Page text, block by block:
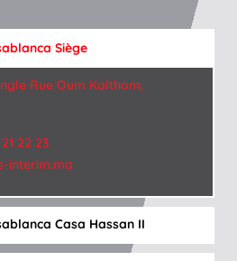
Siège
Rue Oum Kalthom,
22 23
interim.ma
Casa Hassan II